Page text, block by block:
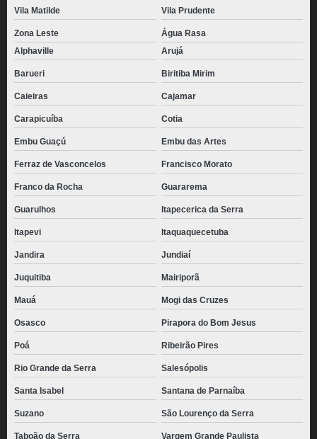
Vila Matilde Vila Prudente
Zona Leste
Água Rasa
Alphaville
Arujá
Barueri Biritiba Mirim
Caieiras Cajamar
Carapicuíba Cotia
Embu Guaçú Embu das Artes
Ferraz de Vasconcelos Francisco Morato
Franco da Rocha Guararema
Guarulhos Itapecerica da Serra
Itapevi Itaquaquecetuba
Jandira Jundiaí
Juquitiba Mairiporã
Mauá Mogi das Cruzes
Osasco Pirapora do Bom Jesus
Poá Ribeirão Pires
Rio Grande da Serra Salesópolis
Santa Isabel Santana de Parnaíba
Suzano São Lourenço da Serra
Taboão da Serra
Vargem Grande Paulista